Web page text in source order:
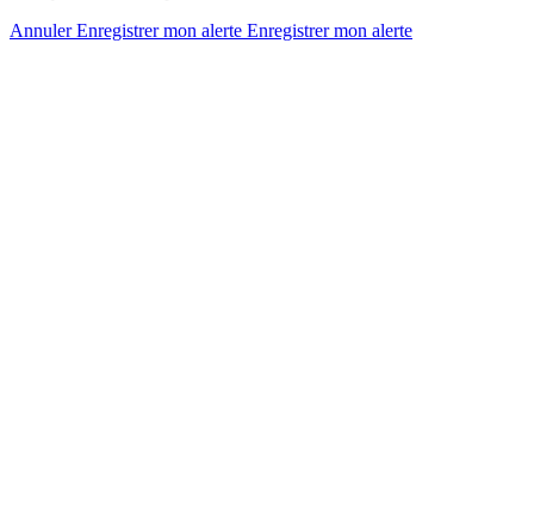
AnnulerEnregistrer mon alerte Enregistrermon alerte